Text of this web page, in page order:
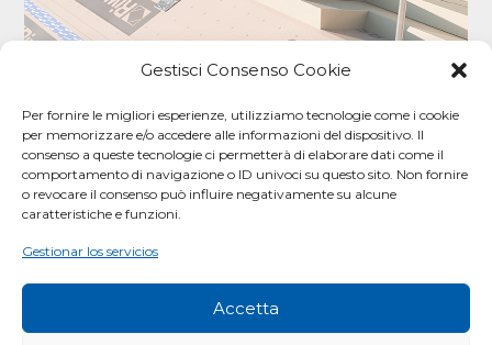
Gestisci Consenso Cookie
Per fornire le migliori esperienze, utilizziamo tecnologie come i cookie
per memorizzare e/o accedere alle informazioni del dispositivo. Il
consenso a queste tecnologie ci permetterà di elaborare dati come il
comportamento di navigazione o ID univoci su questo sito. Non fornire
o revocare il consenso può influire negativamente su alcune
caratteristiche e funzioni.
Gestionar los servicios
Accetta
Parapetti anticaduta